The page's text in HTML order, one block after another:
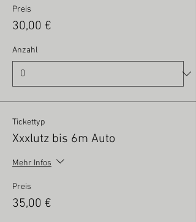
Preis
30,00 €
Anzahl
Tickettyp
Xxxlutz bis 6m Auto
Mehr Infos
Preis
35,00 €